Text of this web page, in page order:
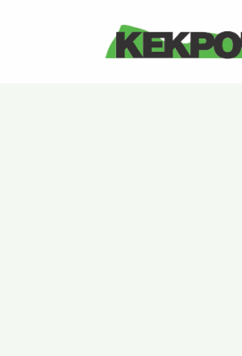
Header Logo